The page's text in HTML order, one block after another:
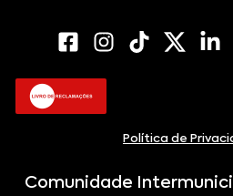
Política de
Comunidade